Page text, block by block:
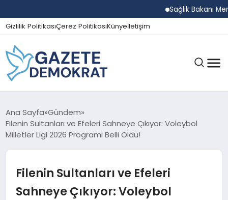
Sağlık Bakanı
Gizlilik PolitikasıÇerez PolitikasıKünyeİletişim
GÜNDEM
EKONOMI
SPOR
Ana Sayfa Gündem
Filenin Sultanları ve Efeleri Sahneye Çıkıyor: Voleybol
Milletler Ligi 2026 Programı Belli Oldu!
Filenin Sultanları ve Efeleri
Sahneye Çıkıyor: Voleybol